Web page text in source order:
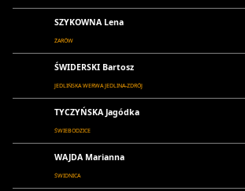
SZYKOWNA Lena
ŻARÓW
ŚWIDERSKI Bartosz
JEDLIŃSKA WERWA JEDLINA-ZDRÓJ
TYCZYŃSKA Jagódka
ŚWIEBODZICE
WAJDA Marianna
ŚWIDNICA